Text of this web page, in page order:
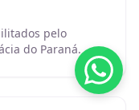
pelo
do Paraná.